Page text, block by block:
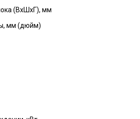
(ВхШхГ), мм
мм (дюйм)